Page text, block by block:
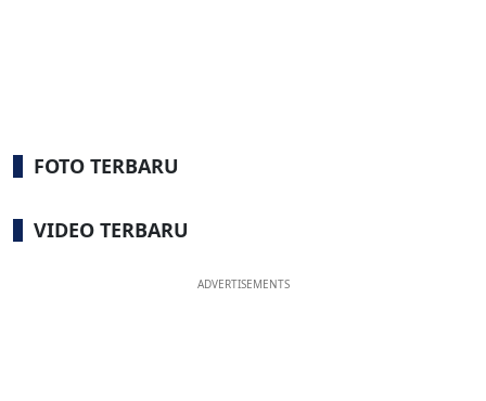
FOTO TERBARU
VIDEO TERBARU
ADVERTISEMENTS